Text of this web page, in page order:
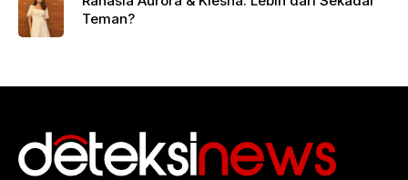
Teman?